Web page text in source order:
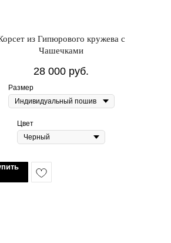
из Гипюрового кружева с
Чашечками
28 000 руб.
Размер
Цвет